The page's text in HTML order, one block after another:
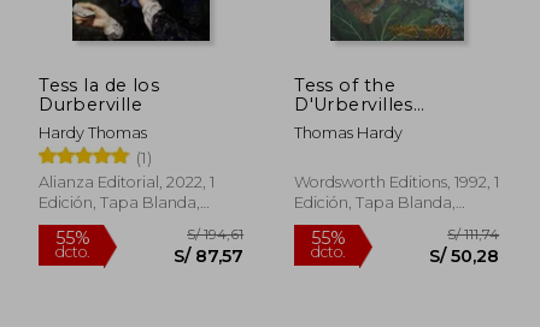
Tess la de los
Durberville
Hardy Thomas
(1)
Alianza Editorial, 2022, 1
Edición, Tapa Blanda,
Nuevo
Tess of the
D'Urbervilles
(Wordsworth Classics)
(en Inglés)
Thomas Hardy
Wordsworth Editions, 1992, 1
Edición, Tapa Blanda,
Nuevo